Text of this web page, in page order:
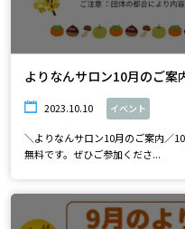
よりなんサロン10月のご案
2023.10.10 イベント
＼よりなんサロン10月のご案内／
無料です。ぜひご参加くださ...